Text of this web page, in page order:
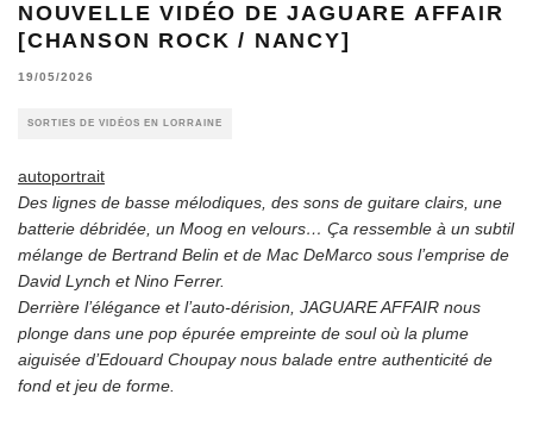
NOUVELLE VIDÉO DE JAGUARE AFFAIR
[CHANSON ROCK / NANCY]
19/05/2026
SORTIES DE VIDÉOS EN LORRAINE
autoportrait
Des lignes de basse mélodiques, des sons de guitare clairs, une
batterie débridée, un Moog en velours… Ça ressemble à un subtil
mélange de Bertrand Belin et de Mac DeMarco sous l’emprise de
David Lynch et Nino Ferrer.
Derrière l’élégance et l’auto-dérision, JAGUARE AFFAIR nous
plonge dans une pop épurée empreinte de soul où la plume
aiguisée d’Edouard Choupay nous balade entre authenticité de
fond et jeu de forme.